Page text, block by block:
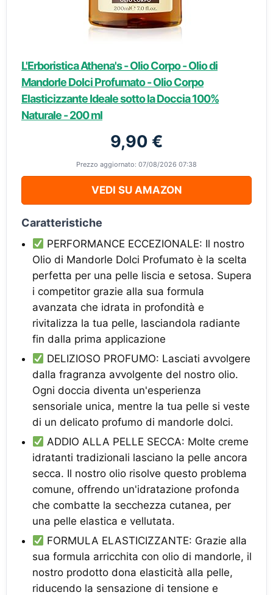
L'Erboristica Athena's - Olio Corpo - Olio di
Mandorle Dolci Profumato - Olio Corpo
Elasticizzante Ideale sotto la Doccia 100%
Naturale - 200 ml
9,90 €
Prezzo aggiornato: 07/08/2026 07:38
VEDI SU AMAZON
Caratteristiche
PERFORMANCE ECCEZIONALE: Il nostro
Olio di Mandorle Dolci Profumato è la scelta
perfetta per una pelle liscia e setosa. Supera
i competitor grazie alla sua formula
avanzata che idrata in profondità e
rivitalizza la tua pelle, lasciandola radiante
fin dalla prima applicazione
DELIZIOSO PROFUMO: Lasciati avvolgere
dalla fragranza avvolgente del nostro olio.
Ogni doccia diventa un'esperienza
sensoriale unica, mentre la tua pelle si veste
di un delicato profumo di mandorle dolci.
ADDIO ALLA PELLE SECCA: Molte creme
idratanti tradizionali lasciano la pelle ancora
secca. Il nostro olio risolve questo problema
comune, offrendo un'idratazione profonda
che combatte la secchezza cutanea, per
una pelle elastica e vellutata.
FORMULA ELASTICIZZANTE: Grazie alla
sua formula arricchita con olio di mandorle, il
nostro prodotto dona elasticità alla pelle,
riducendo la sensazione di tensione e